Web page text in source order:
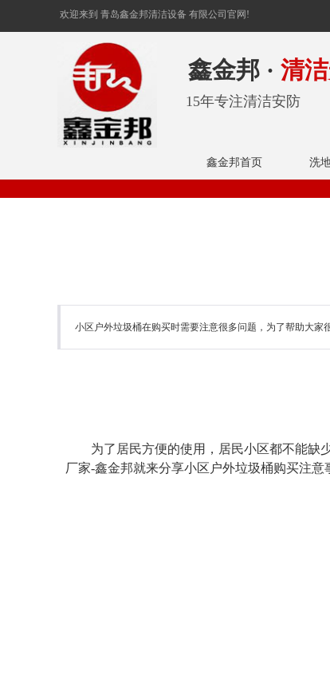
欢迎来到 青岛鑫金邦清洁设备 有限公司官网!
鑫金邦首页 洗
15年专注清洁安防
鑫金邦 · 清
小区户外垃圾桶在购买时需要注意很多问题，为了帮助大家
为了居民方便的使用，居民小区都不能缺
厂家-鑫金邦就来分享小区户外垃圾桶购买注意